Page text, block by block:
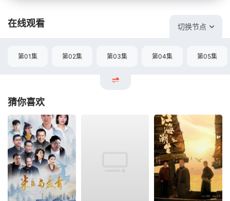
在线观看 切换节点
第01集 第02集 第03集 第04集 第05集
猜你喜欢